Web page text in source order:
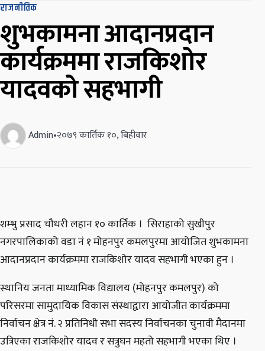
राजनीतिक
शुभकामना आदानप्रदान
कार्यक्रममा राजकिशोर
यादवको सहभागी
Admin•२०७९ कार्तिक १०, बिहीवार
शम्भु प्रसाद चौधरी लहान १० कार्तिक । सिराहाको सुखीपुर
नगरपालिकाको वडा नं १ मोहनपुर कमलपुरमा आयोजित शुभकामना
आदानप्रदान कार्यक्रममा राजकिशोर यादव सहभागी भएका हुन ।
स्थानिय जनता माध्यामिक विद्यालय (मोहनपुर कमलपुर) को
परिसरमा सामुदायिक विकास संस्थाद्वारा आयोजीत कार्यक्रममा
निर्वाचन क्षेत्र नं. २ प्रतिनिधी सभा सदस्य निर्वाचनका चुनावी मैदानमा
उत्रिएका राजकिशोर यादव र सत्रुघन महतो सहभागी भएका थिए ।